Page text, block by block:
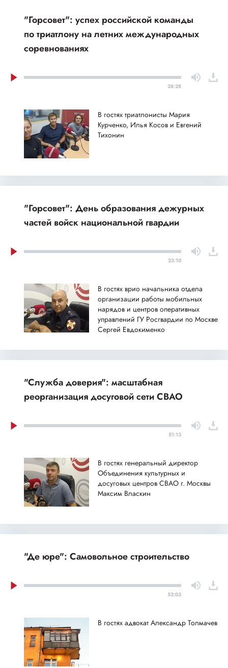
"Горсовет": успех российской команды
по триатлону на летних международных
соревнованиях
28:28
В гостях триатлонисты Мария
Курченко, Илья Косов и Евгений
Тихонин
"Горсовет": День образования дежурных
частей войск национальной гвардии
23:10
В гостях врио начальника отдела
организации работы мобильных
нарядов и центров оперативных
управлений ГУ Росгвардии по Москве
Сергей Евдокименко
"Служба доверия": масштабная
реорганизация досуговой сети СВАО
51:13
В гостях генеральный директор
Объединения культурных и
досуговых центров СВАО г. Москвы
Максим Власкин
"Де юре": Самовольное строительство
52:03
В гостях адвокат Александр Толмачев